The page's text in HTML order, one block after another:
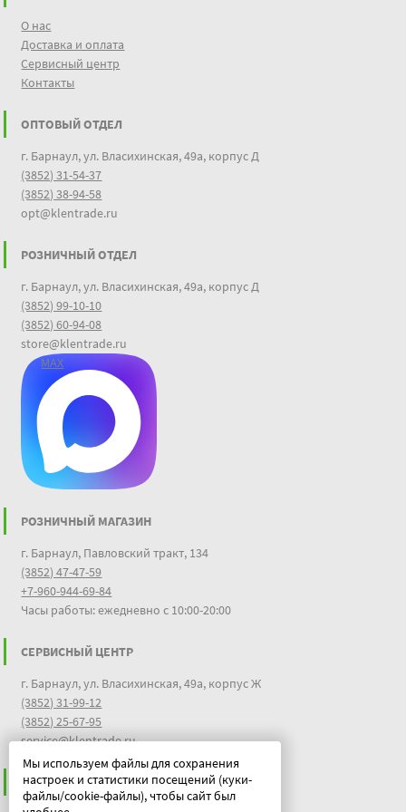
теплоизоляцией, которая создаёт эффект
термоса. Позволяет максимально экономить
Мы используем файлы для сохранения
настроек и статистики посещений (куки-
файлы/cookie-файлы), чтобы сайт был
О нас
Доставка и оплата
Сервисный центр
Контакты
ОПТОВЫЙ ОТДЕЛ
г. Барнаул, ул. Власихинская, 49а, корпус Д
(3852) 31-54-37
(3852) 38-94-58
opt@klentrade.ru
РОЗНИЧНЫЙ ОТДЕЛ
г. Барнаул, ул. Власихинская, 49а, корпус Д
(3852) 99-10-10
(3852) 60-94-08
store@klentrade.ru
MAX
РОЗНИЧНЫЙ МАГАЗИН
г. Барнаул, Павловский тракт, 134
(3852) 47-47-59
+7-960-944-69-84
Часы работы: ежедневно с 10:00-20:00
СЕРВИСНЫЙ ЦЕНТР
г. Барнаул, ул. Власихинская, 49а, корпус Ж
(3852) 31-99-12
(3852) 25-67-95
service@klentrade.ru
ИНФОРМАЦИЯ